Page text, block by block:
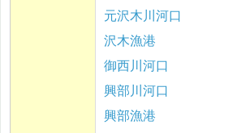
元沢木川河口
沢木漁港
御西川河口
興部川河口
興部漁港